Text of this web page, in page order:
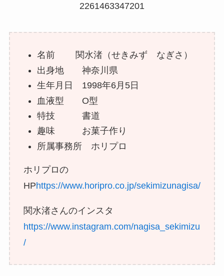
2261463347201
名前 関水渚（せきみず なぎさ）
出身地 神奈川県
生年月日 1998年6月5日
血液型 O型
特技 書道
趣味 お菓子作り
所属事務所 ホリプロ
ホリプロの
HPhttps://www.horipro.co.jp/sekimizunagisa/
関水渚さんのインスタ
https://www.instagram.com/nagisa_sekimizu
/